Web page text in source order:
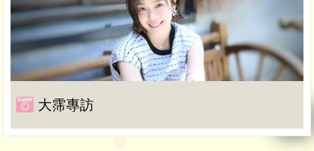
大霈專訪